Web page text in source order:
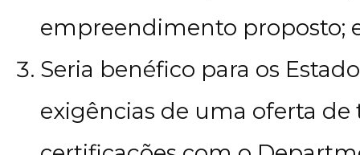
empreendimento proposto;
Seria benéfico para os
exigências de uma oferta de